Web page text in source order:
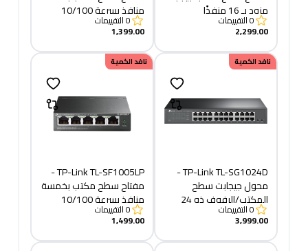
مزود بـ 16 منفذًا
0التقييمات
2,299.00
منافذ بسرعة 10/100
منافذ PoE+
0التقييمات
1,399.00
نافد الكمية
TP-Link TL-SG1024D -
محول جيجابت سطح
المكتب/الرفوف ذو 24
منفذًا
0التقييمات
3,999.00
نافد الكمية
TP-Link TL-SF1005LP -
مفتاح سطح مكتب بخمسة
منافذ بسرعة 10/100
منافذ PoE
0التقييمات
1,499.00